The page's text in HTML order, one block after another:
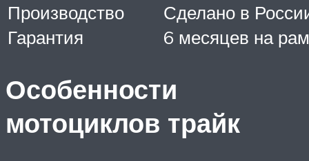
Производство
Сделано в
Гарантия
6 месяцев на
Особенности
мотоциклов трайк